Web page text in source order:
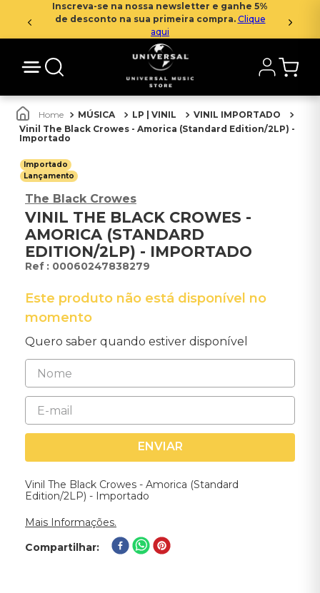
Inscreva-se na nossa newsletter e ganhe 5%
de desconto na sua primeira compra. Clique
aqui
MÚSICA LP | VINIL
VINIL IMPORTADO
Vinil The Black Crowes - Amorica (Standard Edition/2LP) -
Importado
Importado
Lançamento
The Black Crowes
VINIL THE BLACK CROWES -
AMORICA (STANDARD
EDITION/2LP) - IMPORTADO
: 00060247838279
Este produto não está disponível no
momento
Quero saber quando estiver disponível
ENVIAR
Vinil The Black Crowes - Amorica (Standard
Edition/2LP) - Importado
Mais Informações.
Compartilhar